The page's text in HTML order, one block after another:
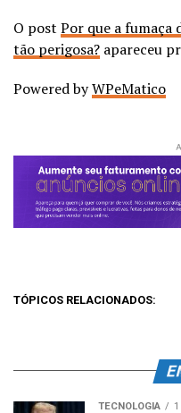
O post Por que a fumaça
tão perigosa? apareceu
Powered byWPeMatico
TÓPICOS RELACIONADOS:
TECNOLOGIA